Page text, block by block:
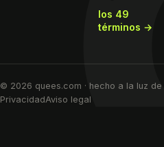
los 49
términos →
© 2026 quees.com · hecho a la luz de
PrivacidadAviso legal